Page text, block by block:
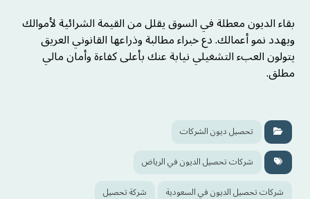
بقاء الديون معطلة في السوق يقلل من القيمة الشرائية لأموالك
ويهدد نمو أعمالك. دع خبراء مطالبة وذراعها القانوني العريق
يتولون العبء التشغيلي نيابة عنك بأعلى كفاءة وأمان مالي
مطلق.
تحصيل ديون الشركات
شركات تحصيل الديون في الرياض
شركات تحصيل الديون في السعودية
شركة تحصيل